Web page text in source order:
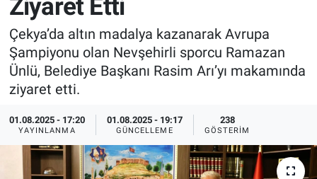
Ziyaret Etti
Çekya’da altın madalya kazanarak Avrupa
Şampiyonu olan Nevşehirli sporcu Ramazan
Ünlü, Belediye Başkanı Rasim Arı’yı makamında
ziyaret etti.
01.08.2025 - 17:20
YAYINLANMA
01.08.2025 - 19:17
GÜNCELLEME
238
GÖSTERIM
Sağlık
Yerel
Genel
Asayiş
İlan - Duyuru- Mesaj
Türkiye Gündemi
Sizden Gelenler
Yaşam
Sağlık
İlan - Duyuru- Mesaj
Türkiye Gündemi
Sizden Gelenler